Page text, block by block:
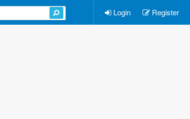
Login Register